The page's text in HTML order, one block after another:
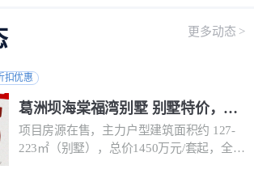
更多动态 >
扣优惠
葛洲坝海棠福湾别墅 别墅特价，70年产权，别墅限时一口价1735万元/套
项目房源在售，主力户型建筑面积约 127-
223㎡（别墅），总价1450万元/套起，全款